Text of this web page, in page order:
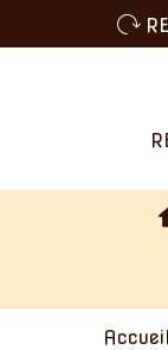
Accueil